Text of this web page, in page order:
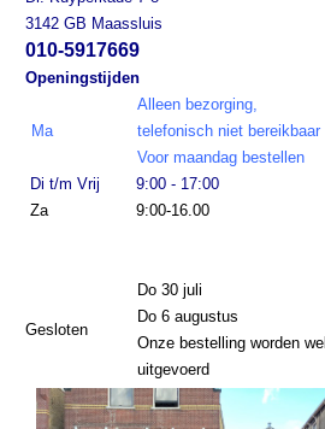
3142 GB Maassluis
010-5917669
Openingstijden
Ma
Alleen bezorging,
telefonisch niet bereikbaar
Voor maandag bestellen
Di t/m Vrij
9:00 - 17:00
Za
9:00-16.00
Gesloten
Do 30 juli
Do 6 augustus
Onze bestelling worden wel
uitgevoerd